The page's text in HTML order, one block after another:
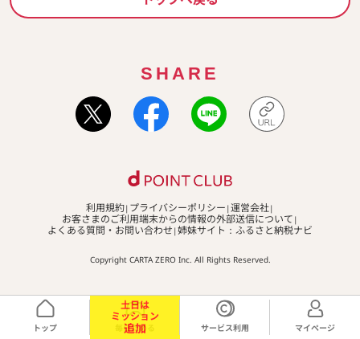
SHARE
利用規約 プライバシーポリシー 運営会社
お客さまのご利用端末からの情報の外部送信について
よくある質問・お問い合わせ 姉妹サイト：ふるさと納税ナビ
Copyright CARTA ZERO Inc. All Rights Reserved.
トップ 毎日ためる
土日は
ミッション
追加 サービス利用 マイページ